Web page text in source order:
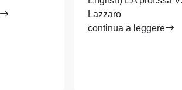
Lazzaro
continua a leggere